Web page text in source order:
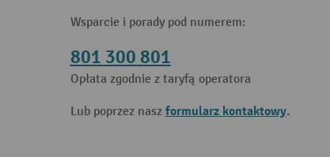
Wsparcie i porady pod numerem:
801 300 801
Opłata zgodnie z taryfą operatora
Lub poprzez nasz formularz kontaktowy.